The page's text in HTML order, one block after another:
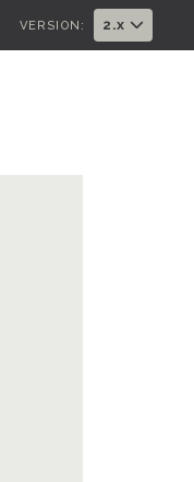
VERSION: 2.x